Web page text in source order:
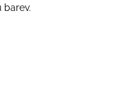
barev.